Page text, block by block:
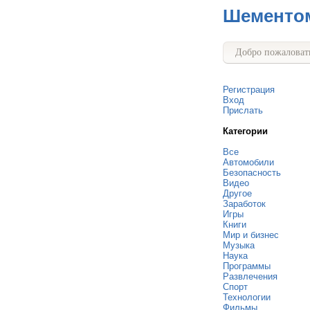
Добро
Регистрация
Вход
Прислать
Категории
Все
Автомобили
Безопасность
Видео
Другое
Заработок
Игры
Книги
Мир и бизнес
Музыка
Наука
Программы
Развлечения
Спорт
Технологии
Фильмы